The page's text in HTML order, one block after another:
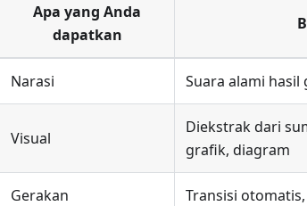
Apa yang Anda
dapatkan
Narasi Suara alami hasil
Visual
Diekstrak dari
grafik, diagram
Gerakan Transisi